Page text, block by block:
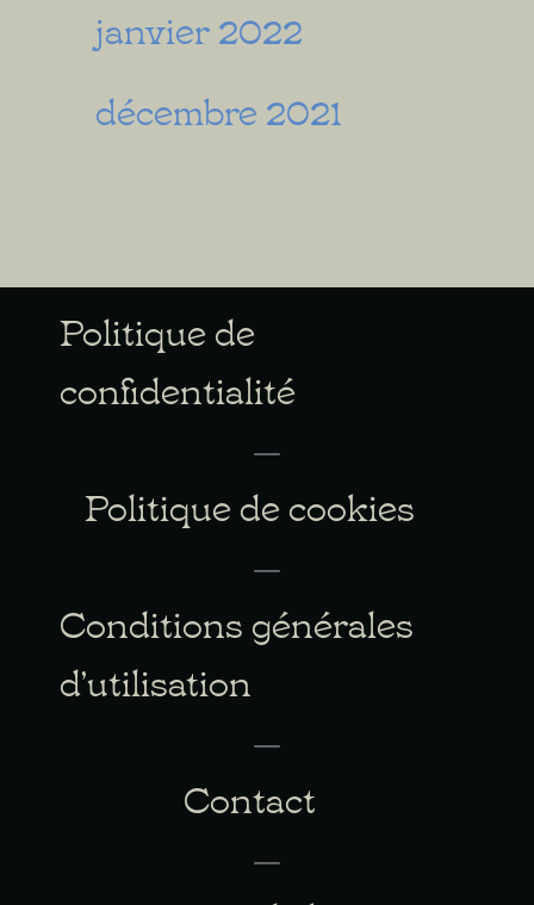
janvier 2022
décembre 2021
Politique de
confidentialité
Politique de cookies
Conditions générales
d’utilisation
Contact